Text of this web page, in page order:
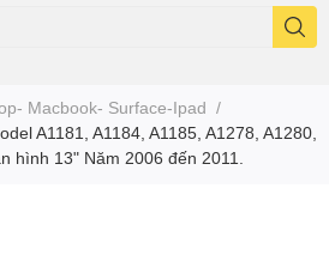
Macbook- Surface-Ipad /
A1181, A1184, A1185, A1278, A1280,
hình 13" Năm 2006 đến 2011.